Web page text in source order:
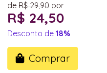
de R$ 29,90 por
R$ 24,50
Desconto de 18%
Comprar